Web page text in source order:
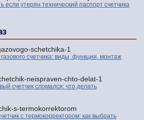
если утерян технический паспорт счетчика
счетчика: виды, функции, монтаж
счетчик сломался: что делать
с термокорректором: как выбрать